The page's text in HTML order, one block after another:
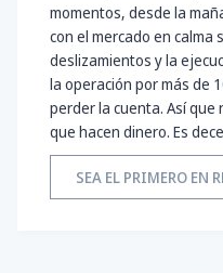
momentos, desde la
con el mercado en calma
deslizamientos y la
la operación por más de
perder la cuenta. Así que
que hacen dinero. Es
SEA EL PRIMERO EN